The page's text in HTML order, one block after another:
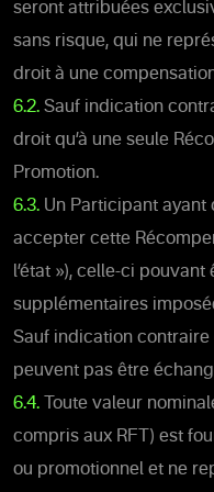
seront attribuées
sans risque, qui ne
droit à une
6.2. Sauf indication
droit qu’à une seule
Promotion.
6.3. Un Participant ayant
accepter cette
l’état »), celle-ci
supplémentaires
Sauf indication contraire
peuvent pas être
6.4. Toute valeur
compris aux RFT) est
ou promotionnel et ne